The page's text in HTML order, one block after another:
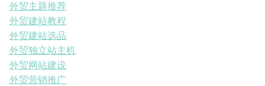
外贸主题推荐
外贸建站教程
外贸建站选品
外贸独立站主机
外贸网站建设
外贸营销推广